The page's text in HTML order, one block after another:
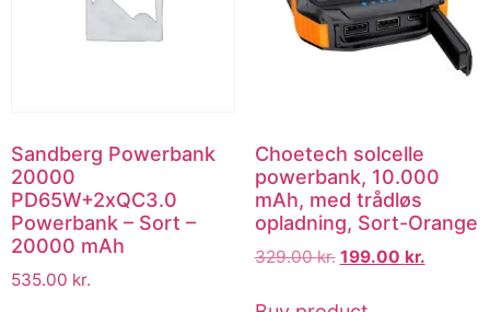
Sandberg Powerbank
20000
PD65W+2xQC3.0
Powerbank – Sort –
20000 mAh
535.00 kr.
Choetech solcelle
powerbank, 10.000
mAh, med trådløs
opladning, Sort-Orange
329.00kr. 199.00 kr.